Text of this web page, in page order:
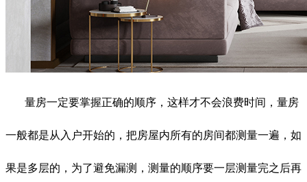
量房一定要掌握正确的顺序，这样才不会浪费时间，量房
一般都是从入户开始的，把房屋内所有的房间都测量一遍，如
果是多层的，为了避免漏测，测量的顺序要一层测量完之后再